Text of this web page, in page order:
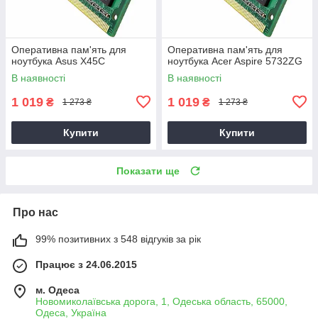
Оперативна пам'ять для
ноутбука Asus X45C
В наявності
1 019 ₴ 1 273 ₴
Купити
Оперативна пам'ять для
ноутбука Acer Aspire 5732ZG
В наявності
1 019 ₴ 1 273 ₴
Купити
Показати ще
Про нас
99% позитивних з 548 відгуків за рік
Працює з 24.06.2015
м. Одеса
Новомиколаївська дорога, 1, Одеська область, 65000,
Одеса, Україна